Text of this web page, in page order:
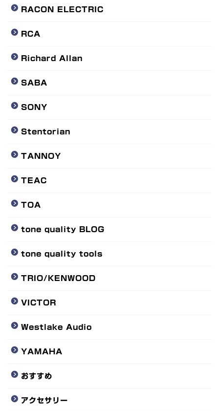
RACON ELECTRIC
RCA
Richard Allan
SABA
SONY
Stentorian
TANNOY
TEAC
TOA
tone quality BLOG
tone quality tools
TRIO/KENWOOD
VICTOR
Westlake Audio
YAMAHA
おすすめ
アクセサリー